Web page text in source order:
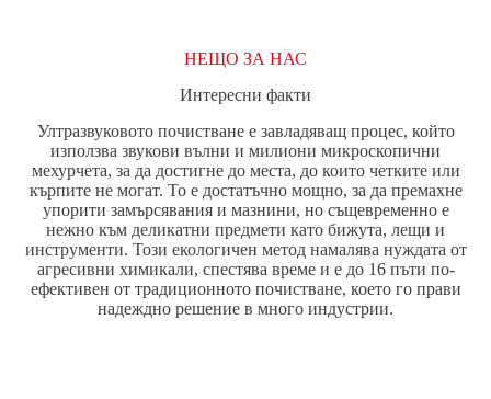
НЕЩО ЗА НАС
Интересни факти
Ултразвуковото почистване е завладяващ процес, който
използва звукови вълни и милиони микроскопични
мехурчета, за да достигне до места, до които четките или
кърпите не могат. То е достатъчно мощно, за да премахне
упорити замърсявания и мазнини, но същевременно е
нежно към деликатни предмети като бижута, лещи и
инструменти. Този екологичен метод намалява нуждата от
агресивни химикали, спестява време и е до 16 пъти по-
ефективен от традиционното почистване, което го прави
надеждно решение в много индустрии.